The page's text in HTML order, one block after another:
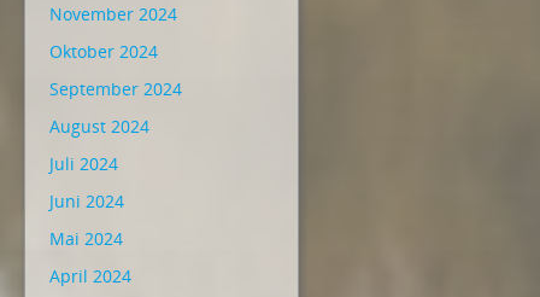
November 2024
Oktober 2024
September 2024
August 2024
Juli 2024
Juni 2024
Mai 2024
April 2024